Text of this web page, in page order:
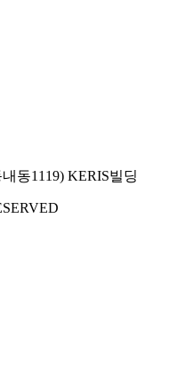
동1119) KERIS빌딩